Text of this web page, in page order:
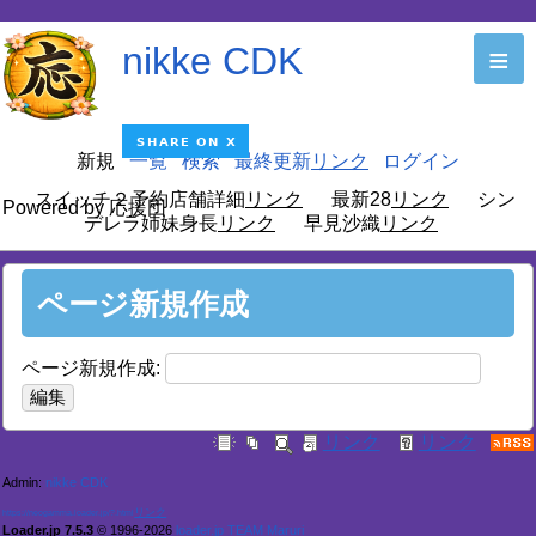
nikke CDK
Powered by 応援団
≡
新規 一覧 検索 最終更新
ログイン
スイッチ２予約店舗詳細
最新28
シン
デレラ姉妹身長
早見沙織
ページ新規作成
ページ新規作成:
Admin: nikke CDK
https://neogamma.loader.jp/?.html
Loader.jp 7.5.3 © 1996-2026 loader.jp TEAM Maruri